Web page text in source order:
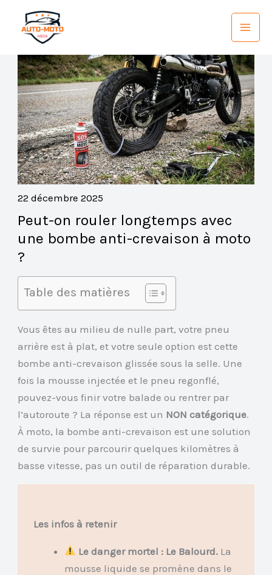
contenu
22 décembre 2025
Peut-on rouler longtemps avec
une bombe anti-crevaison à moto
?
Table des matières
Vous êtes au milieu de nulle part, votre pneu
arrière est à plat, et votre seule option est cette
bombe anti-crevaison glissée sous la selle. Une
fois la mousse injectée et le pneu regonflé,
pouvez-vous finir votre balade ou rentrer par
l’autoroute ? La réponse est un NON catégorique.
À moto, la bombe anti-crevaison est une solution
de survie pour parcourir quelques kilomètres à
basse vitesse, pas un outil de réparation durable.
Les infos à retenir
Le danger mortel : Le Balourd. La
mousse liquide se promène dans le